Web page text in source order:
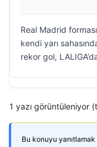
Real Madrid
kendi yarı
rekor gol,
1 yazı görüntüleniyor
Bu konuyu yanıtlamak